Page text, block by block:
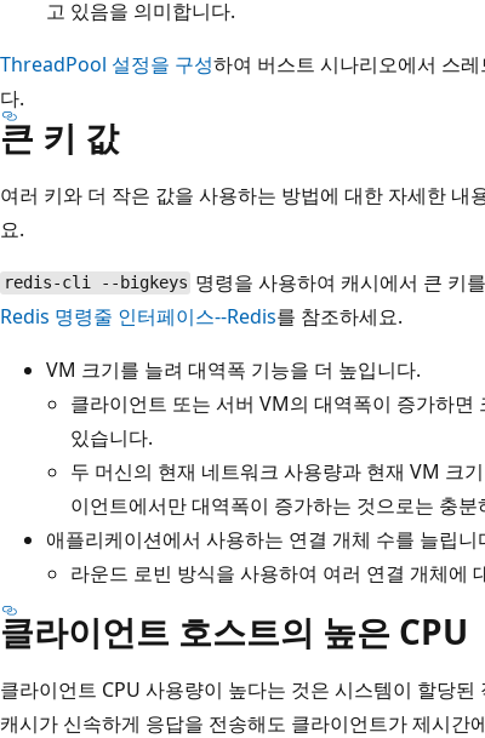
고 있음을 의미합니다.
ThreadPool 설정을 구성하여 버스트 시나리오에서 스
다.
큰 키 값
여러 키와 더 작은 값을 사용하는 방법에 대한 자세한 내
요.
redis-cli --bigkeys 명령을 사용하여 캐시에서 큰 키
Redis 명령줄 인터페이스--Redis를 참조하세요.
VM 크기를 늘려 대역폭 기능을 더 높입니다.
클라이언트 또는 서버 VM의 대역폭이 증가하
있습니다.
두 머신의 현재 네트워크 사용량과 현재 VM 크
이언트에서만 대역폭이 증가하는 것으로는 충
애플리케이션에서 사용하는 연결 개체 수를 늘립니
라운드 로빈 방식을 사용하여 여러 연결 개체에
클라이언트 호스트의 높은 CPU
클라이언트 CPU 사용량이 높다는 것은 시스템이 할당
캐시가 신속하게 응답을 전송해도 클라이언트가 제시간